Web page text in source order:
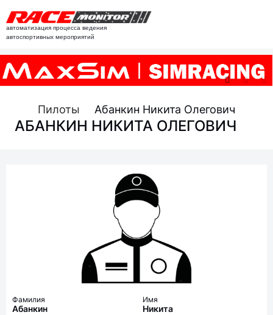
автоматизация процесса ведения
автоспортивных мероприятий
Пилоты Абанкин Никита Олегович
АБАНКИН НИКИТА ОЛЕГОВИЧ
Фамилия
Абанкин
Имя
Никита